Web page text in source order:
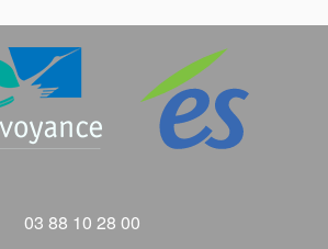
03 88 10 28 00